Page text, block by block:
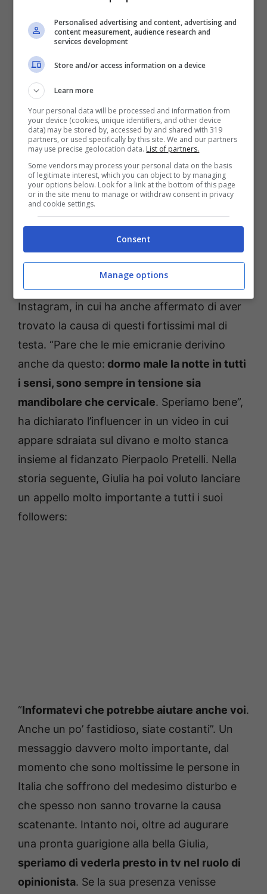
Lei stessa ha voluto informare i fan di questo
suo problema di salute in una storia
Instagram, in cui ha anche affermato di aver
trovato la causa di questi fortissimi mal di
testa. “Pare che le mie emicranie derivino
anche da questo: dormo male la notte in tutti
i sensi, sono sempre in tensione sia
mandibolare che cervicale. Speriamo bene”,
ha dichiarato l’influencer in un video in cui
appare sdraiata sul divano e molto stanca
insieme al fidanzato Pierpaolo Pretelli. Nella
storia seguente, Giulia ha poi voluto lanciare
un appello molto importante a tutti i suoi
followers:
“Informatevi che potrebbe aiutare anche voi.
Anche un po’ fastidioso, siate costanti”. Un
messaggio davvero molto importante, dal
momento che sono moltissime le persone in
Italia che soffrono del medesimo disturbo e
che spesso non sanno trovarne la causa
scatenante. Intanto noi, oltre ad augurare
una pronta guarigione alla bella Giulia,
speriamo di vederla presto in tv nel ruolo di
opinionista. Se la sua presenza venisse
Personalised advertising and content, advertising and
content measurement, audience research and
services development
Store and/or access information on a device
Learn more
Your personal data will be processed and information from
your device (cookies, unique identifiers, and other device
data) may be stored by, accessed by and shared with 319
partners, or used specifically by this site. We and our partners
may use precise geolocation data. List of partners.
Some vendors may process your personal data on the basis
of legitimate interest, which you can object to by managing
your options below. Look for a link at the bottom of this page
or in the site menu to manage or withdraw consent in privacy
and cookie settings.
Consent
Manage options